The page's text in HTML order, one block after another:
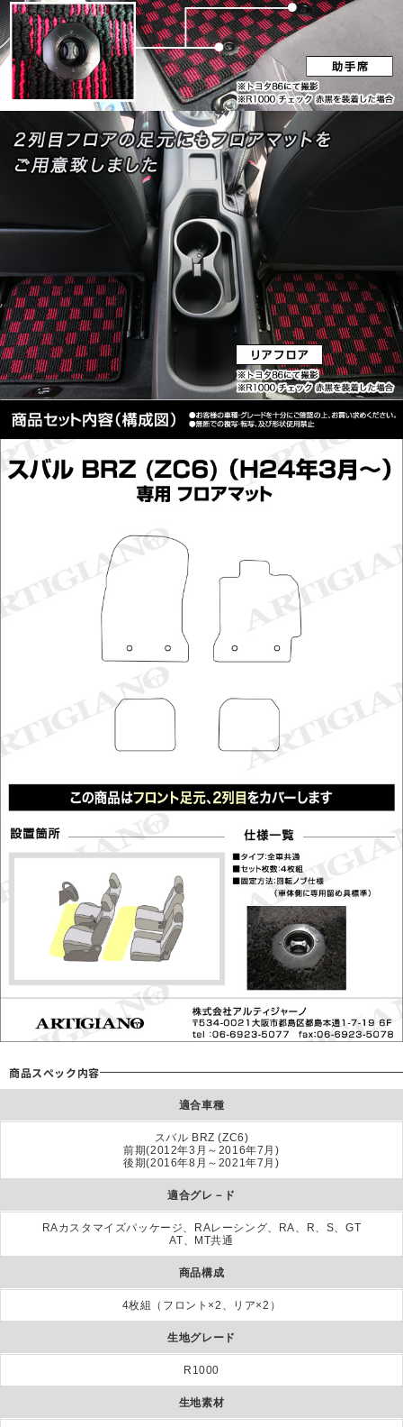
商品スぺック内容
適合車種
スバル BRZ (ZC6)
前期(2012年3月～2016年7月)
後期(2016年8月～2021年7月)
適合グレ－ド
RAカスタマイズパッケージ、RAレーシング、RA、R、S、GT
AT、MT共通
商品構成
4枚組（フロント×2、リア×2）
生地グレード
R1000
生地素材